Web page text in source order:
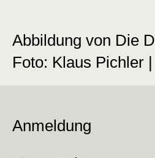
Abbildung von Die
Foto: Klaus Pichler
Anmeldung